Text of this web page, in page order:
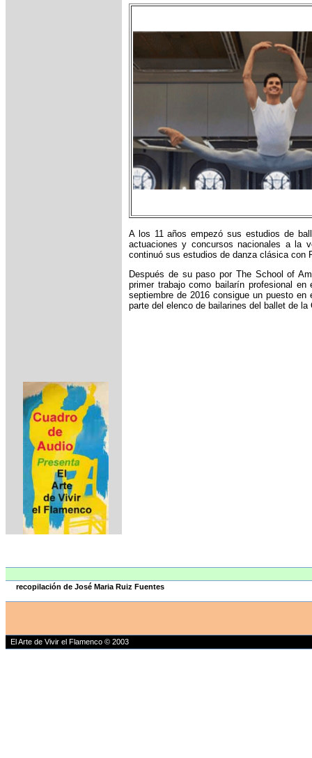
A los 11 años empezó sus estudios de
actuaciones y concursos nacionales a la
continuó sus estudios de danza clásica con
Después de su paso por The School of
primer trabajo como bailarín profesional
septiembre de 2016 consigue un puesto
parte del elenco de bailarines del ballet de la
recopilación de José Maria Ruiz Fuentes
El Arte de Vivir el Flamenco © 2003